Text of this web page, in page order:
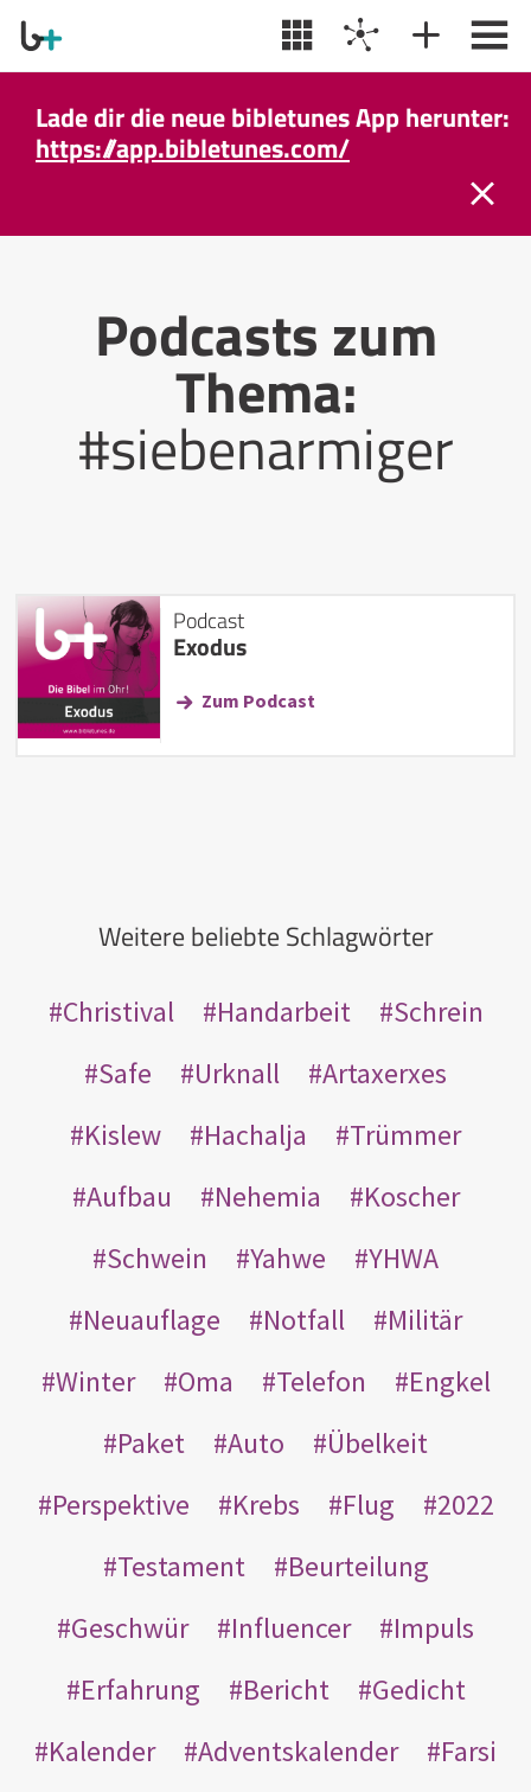
Lade dir die neue bibletunes App herunter:
https://app.bibletunes.com/
Podcasts zum
Thema:
#siebenarmiger
Podcast
Exodus
Zum Podcast
Weitere beliebte Schlagwörter
Christival Handarbeit
Schrein
Safe
Urknall
Artaxerxes
Kislew
Hachalja
Trümmer
Aufbau
Nehemia
Koscher
Schwein
Yahwe
YHWA
Neuauflage
Notfall
Militär
Winter
Oma Telefon
Engkel
Paket
Auto
Übelkeit
Perspektive
Krebs Flug
2022
Testament
Beurteilung
Geschwür
Influencer
Impuls
Erfahrung
Bericht
Gedicht
Kalender
Adventskalender
Farsi